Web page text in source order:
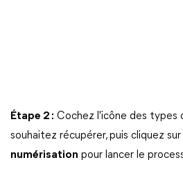
Étape 2 : Cochez l'icône des types
souhaitez récupérer, puis cliquez sur
numérisation pour lancer le